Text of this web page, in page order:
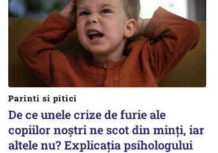
Parinti si pitici
De ce unele crize de furie ale
copiilor noștri ne scot din minți, iar
altele nu? Explicația psihologului